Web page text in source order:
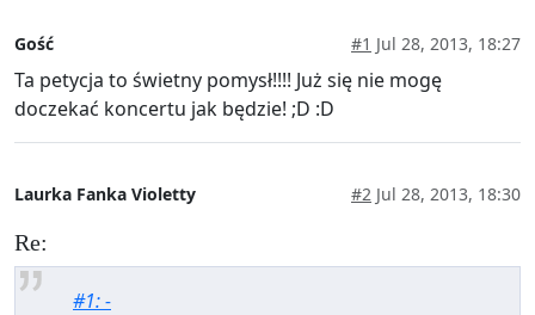
Gość #1 Jul 28, 2013, 18:27
Ta petycja to świetny pomysł!!!! Już się nie mogę
doczekać koncertu jak będzie! ;D :D
Laurka Fanka Violetty #2 Jul 28, 2013, 18:30
Re:
#1: -